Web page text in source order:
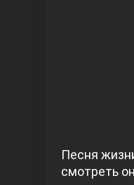
Песня
смотреть